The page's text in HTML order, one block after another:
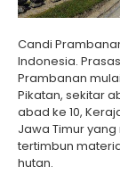
Candi
Indonesia.
Prambanan
Pikatan, sekitar
abad ke 10,
Jawa Timur
tertimbun
hutan.